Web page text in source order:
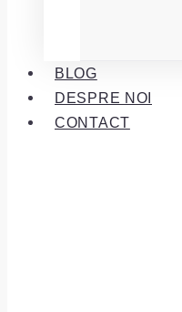
BLOG
DESPRE NOI
CONTACT